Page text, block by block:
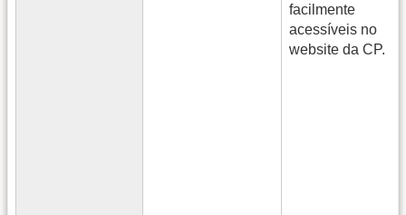
facilmente
acessíveis no
website da CP.